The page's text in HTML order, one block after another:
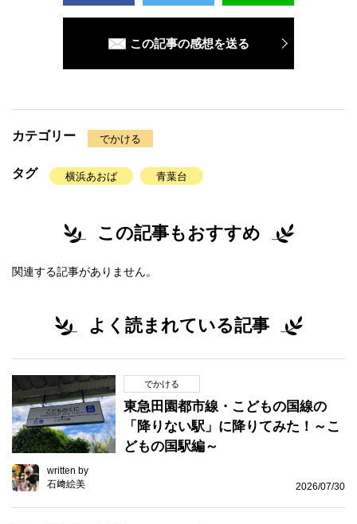
この記事の感想を送る
カテゴリー でかける
タグ 横浜あおば 青葉台
この記事もおすすめ
関連する記事がありません。
よく読まれている記事
でかける
東急田園都市線・こどもの国線の
「降りない駅」に降りてみた！～こ
どもの国駅編～
written by
石﨑絵美
2026/07/30